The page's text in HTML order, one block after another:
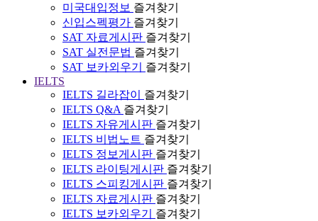
미국대입정보 즐겨찾기
신입스펙평가 즐겨찾기
SAT 자료게시판 즐겨찾기
SAT 실전문법 즐겨찾기
SAT 보카외우기
즐겨찾기
IELTS
IELTS 길라잡이
즐겨찾기
IELTS Q&A 즐겨찾기
IELTS 자유게시판 즐겨찾기
IELTS 비법노트 즐겨찾기
IELTS 정보게시판 즐겨찾기
IELTS 라이팅게시판 즐겨찾기
IELTS 스피킹게시판 즐겨찾기
IELTS 자료게시판 즐겨찾기
IELTS 보카외우기
즐겨찾기